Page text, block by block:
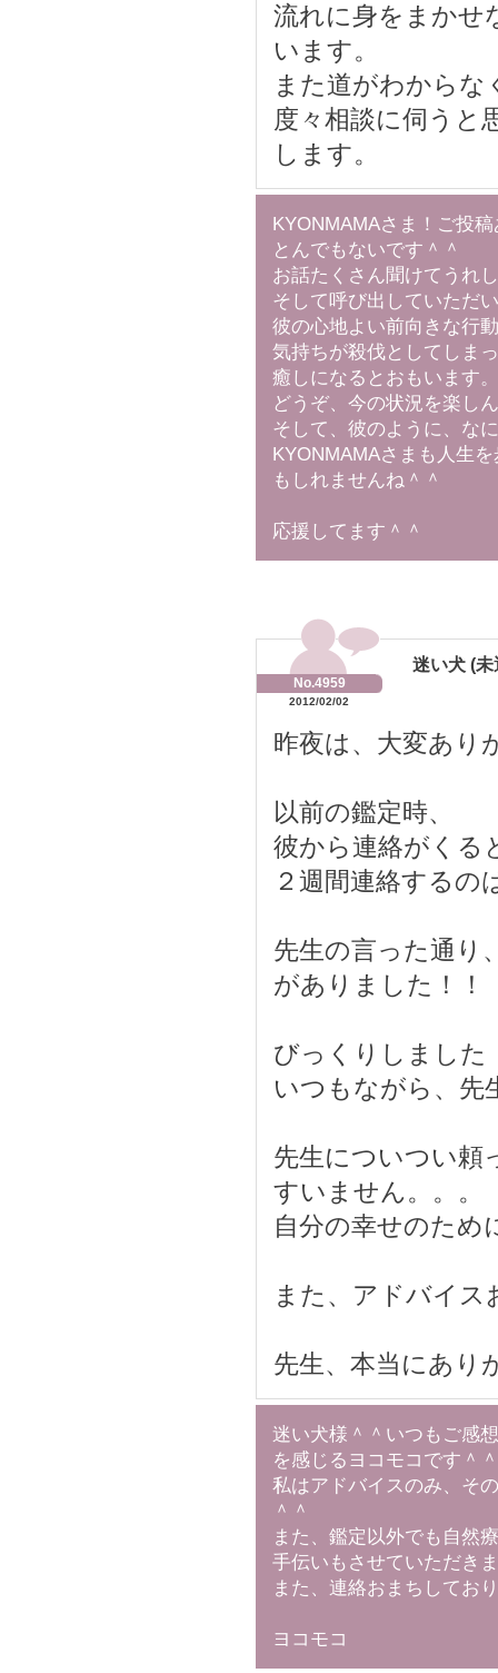
流れに身をまかせ
います。
また道がわから
度々相談に伺うと
します。
KYONMAMAさま！ご投
とんでもないです＾＾
お話たくさん聞けてうれ
そして呼び出していただ
彼の心地よい前向きな行
気持ちが殺伐としてしま
癒しになるとおもいます。
どうぞ、今の状況を楽し
そして、彼のように、な
KYONMAMAさまも人生
もしれませんね＾＾
応援してます＾＾
迷い犬 (
No.4959
2012/02/02
昨夜は、大変あり
以前の鑑定時、
彼から連絡がくる
２週間連絡するの
先生の言った通り
がありました！！
びっくりしました
いつもながら、先
先生についつい頼
すいません。。。
自分の幸せのため
また、アドバイス
先生、本当にあり
迷い犬様＾＾いつもご感
を感じるヨコモコです＾＾
私はアドバイスのみ、そ
＾＾
また、鑑定以外でも自然
手伝いもさせていただき
また、連絡おまちしてお
ヨコモコ